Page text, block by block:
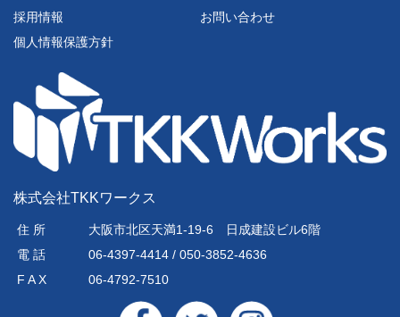
採用情報
お問い合わせ
個人情報保護方針
株式会社TKKワークス
住 所
大阪市北区天満1-19-6 日成建設ビル6階
電 話
06-4397-4414 / 050-3852-4636
F A X
06-4792-7510